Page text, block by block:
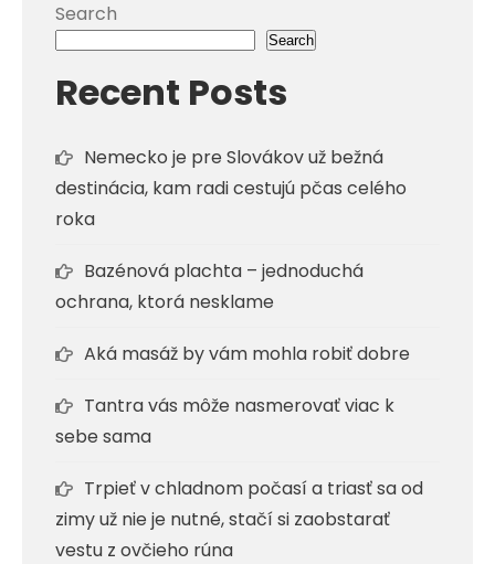
Search
Search
Recent Posts
Nemecko je pre Slovákov už bežná
destinácia, kam radi cestujú pčas celého
roka
Bazénová plachta – jednoduchá
ochrana, ktorá nesklame
Aká masáž by vám mohla robiť dobre
Tantra vás môže nasmerovať viac k
sebe sama
Trpieť v chladnom počasí a triasť sa od
zimy už nie je nutné, stačí si zaobstarať
vestu z ovčieho rúna